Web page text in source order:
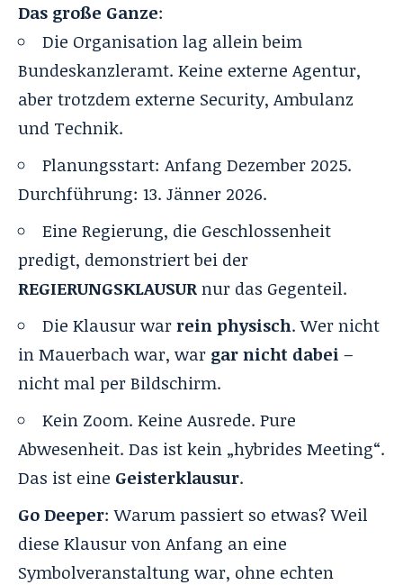
Das große Ganze:
Die Organisation lag allein beim
Bundeskanzleramt. Keine externe Agentur,
aber trotzdem externe Security, Ambulanz
und Technik.
Planungsstart: Anfang Dezember 2025.
Durchführung: 13. Jänner 2026.
Eine Regierung, die Geschlossenheit
predigt, demonstriert bei der
REGIERUNGSKLAUSURnur das Gegenteil.
Die Klausur warrein physisch. Wer nicht
in Mauerbach war, war gar nicht dabei –
nicht mal per Bildschirm.
Kein Zoom. Keine Ausrede. Pure
Abwesenheit. Das ist kein „hybrides Meeting“.
Das ist eine Geisterklausur.
Go Deeper: Warum passiert so etwas? Weil
diese Klausur von Anfang an eine
Symbolveranstaltung war, ohne echten